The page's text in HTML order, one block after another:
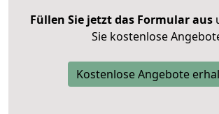
Füllen Sie jetzt das Formular aus
Sie kostenlose
Kostenlose Angebote